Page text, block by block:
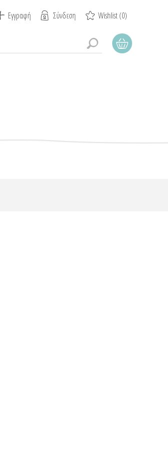
Εγγραφή Σύνδεση Wishlist(0)